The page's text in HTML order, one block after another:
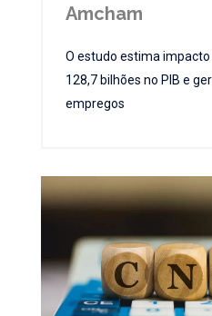
Amcham
O estudo estima
128,7 bilhões no PIB e
empregos